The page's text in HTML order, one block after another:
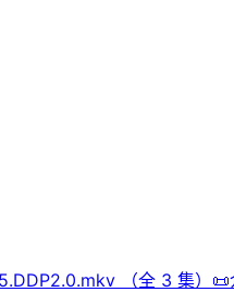
（全 3 集）